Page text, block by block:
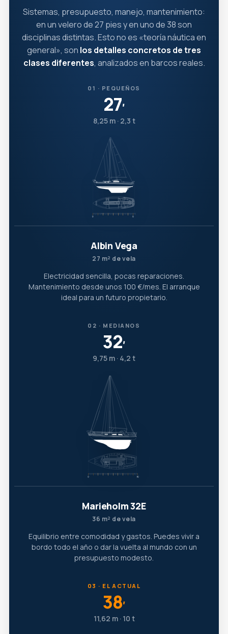
Sistemas, presupuesto, manejo, mantenimiento:
en un velero de 27 pies y en uno de 38 son
disciplinas distintas. Esto no es «teoría náutica en
general», son los detalles concretos de tres
clases diferentes, analizados en barcos reales.
01 · PEQUEÑOS
27′
8,25 m · 2,3 t
Albin Vega
27 m² de vela
Electricidad sencilla, pocas reparaciones.
Mantenimiento desde unos 100 €/mes. El arranque
ideal para un futuro propietario.
02 · MEDIANOS
32′
9,75 m · 4,2 t
Marieholm 32E
36 m² de vela
Equilibrio entre comodidad y gastos. Puedes vivir a
bordo todo el año o dar la vuelta al mundo con un
presupuesto modesto.
03 · EL ACTUAL
38′
11,62 m · 10 t